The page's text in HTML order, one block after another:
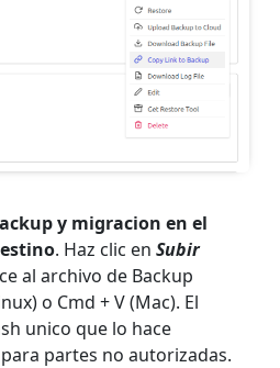
y migracion en el
. Haz clic en Subir
al archivo de Backup
o Cmd + V (Mac). El
unico que lo hace
partes no autorizadas.